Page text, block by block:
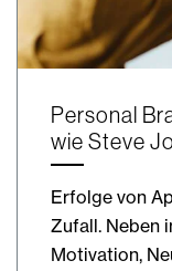
Personal
wie Steve
Erfolge von
Zufall. Neben
Motivation,